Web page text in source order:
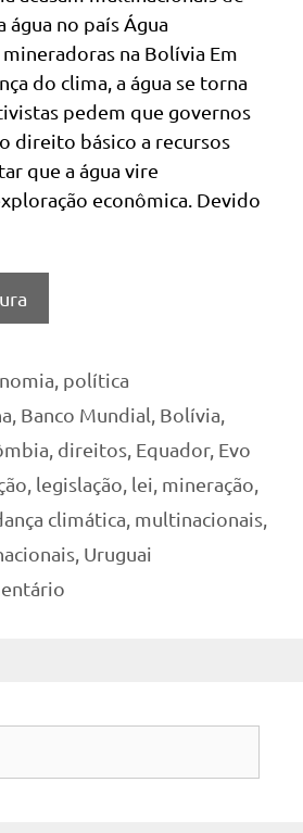
água no país Água
na Bolívia Em
do clima, a água se torna
pedem que governos
direito básico a recursos
que a água vire
econômica. Devido
política
Banco Mundial Bolívia
direitos Equador, Evo
legislação lei mineração
climática multinacionais
Uruguai